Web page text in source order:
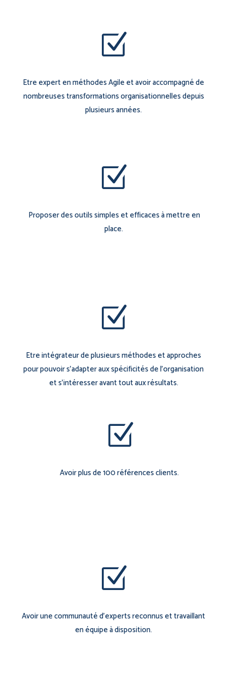
Z
Etre expert en méthodes Agile et avoir accompagné de
nombreuses transformations organisationnelles depuis
plusieurs années.
Z
Proposer des outils simples et efficaces à mettre en
place.
Z
Etre intégrateur de plusieurs méthodes et approches
pour pouvoir s’adapter aux spécificités de l’organisation
et s’intéresser avant tout aux résultats.
Z
Avoir plus de 100 références clients.
Z
Avoir une communauté d’experts reconnus et travaillant
en équipe à disposition.